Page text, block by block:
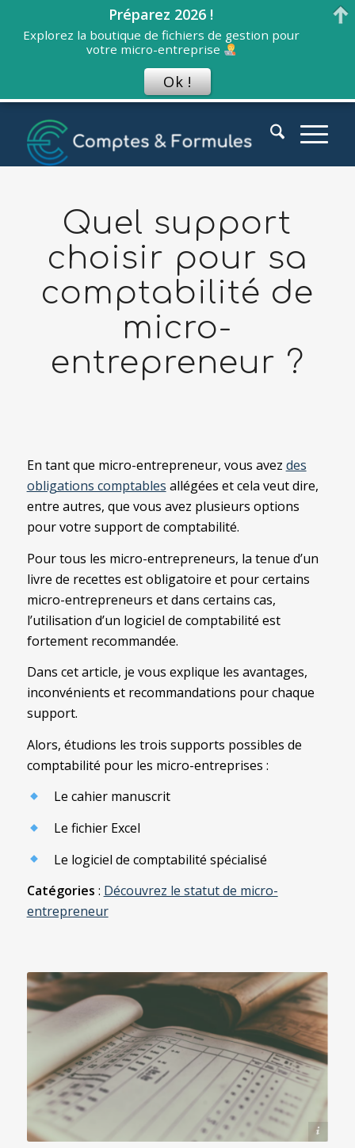
Quel support
choisir pour sa
comptabilité de
micro-
entrepreneur ?
En tant que micro-entrepreneur, vous avez des
obligations comptables allégées et cela veut dire,
entre autres, que vous avez plusieurs options
pour votre support de comptabilité.
Pour tous les micro-entrepreneurs, la tenue d’un
livre de recettes est obligatoire et pour certains
micro-entrepreneurs et dans certains cas,
l’utilisation d’un logiciel de comptabilité est
fortement recommandée.
Dans cet article, je vous explique les avantages,
inconvénients et recommandations pour chaque
support.
Alors, étudions les trois supports possibles de
comptabilité pour les micro-entreprises :
Le cahier manuscrit
Le fichier Excel
Le logiciel de comptabilité spécialisé
Catégories : Découvrez le statut de micro-
entrepreneur
Photo de Denny Müller (@redaquamedia)
Préparez 2026 !
Explorez la boutique de fichiers de gestion pour
votre micro-entreprise
Ok !